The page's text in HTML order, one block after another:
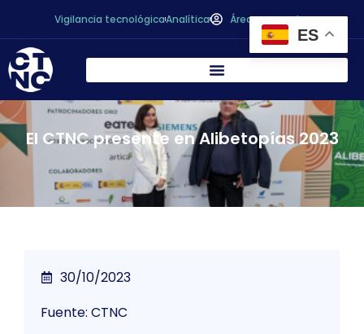
Vigilancia tecnológicaAnalítica Área personal
El CTNC presente en Alibetopías 2023
30/10/2023
Fuente: CTNC
ES